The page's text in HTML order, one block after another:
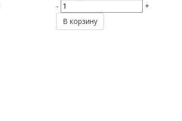
-
+
В корзину